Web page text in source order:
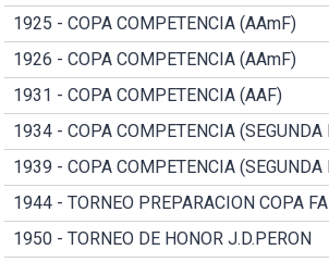
1925 - COPA COMPETENCIA (AAmF)
1926 - COPA COMPETENCIA (AAmF)
1931 - COPA COMPETENCIA (AAF)
1934 - COPA COMPETENCIA
1939 - COPA COMPETENCIA
1944 - TORNEO PREPARACION COPA
1950 - TORNEO DE HONOR J.D.PERON